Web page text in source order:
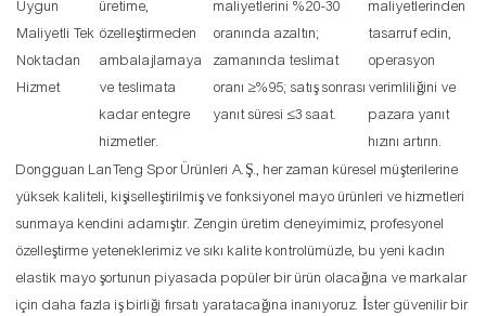
Uygun
Maliyetli Tek
Noktadan
Hizmet
üretime,
özelleştirmeden
ambalajlamaya
ve teslimata
kadar entegre
hizmetler.
maliyetlerini %20-30
oranında azaltın;
zamanında teslimat
oranı ≥%95; satış sonrası
yanıt süresi ≤3 saat.
maliyetlerinden
tasarruf edin,
operasyon
verimliliğini ve
pazara yanıt
hızını artırın.
Dongguan LanTeng Spor Ürünleri A.Ş., her zaman küresel müşterilerine
yüksek kaliteli, kişiselleştirilmiş ve fonksiyonel mayo ürünleri ve hizmetleri
sunmaya kendini adamıştır. Zengin üretim deneyimimiz, profesyonel
özelleştirme yeteneklerimiz ve sıkı kalite kontrolümüzle, bu yeni kadın
elastik mayo şortunun piyasada popüler bir ürün olacağına ve markalar
için daha fazla iş birliği fırsatı yaratacağına inanıyoruz. İster güvenilir bir